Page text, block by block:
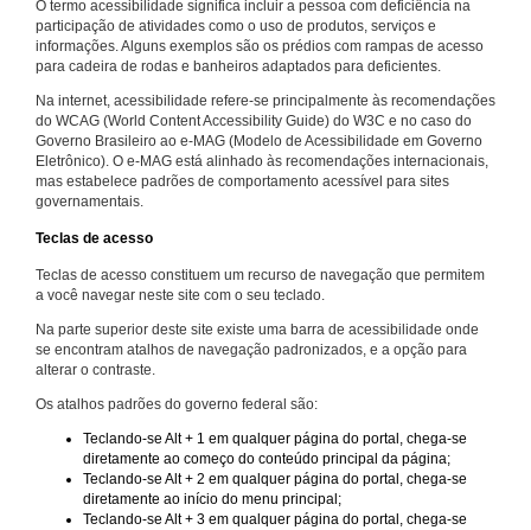
O termo acessibilidade significa incluir a pessoa com deficiência na
participação de atividades como o uso de produtos, serviços e
informações. Alguns exemplos são os prédios com rampas de acesso
para cadeira de rodas e banheiros adaptados para deficientes.
Na internet, acessibilidade refere-se principalmente às recomendações
do WCAG (World Content Accessibility Guide) do W3C e no caso do
Governo Brasileiro ao e-MAG (Modelo de Acessibilidade em Governo
Eletrônico). O e-MAG está alinhado às recomendações internacionais,
mas estabelece padrões de comportamento acessível para sites
governamentais.
Teclas de acesso
Teclas de acesso constituem um recurso de navegação que permitem
a você navegar neste site com o seu teclado.
Na parte superior deste site existe uma barra de acessibilidade onde
se encontram atalhos de navegação padronizados, e a opção para
alterar o contraste.
Os atalhos padrões do governo federal são:
Teclando-se Alt + 1 em qualquer página do portal, chega-se
diretamente ao começo do conteúdo principal da página;
Teclando-se Alt + 2 em qualquer página do portal, chega-se
diretamente ao início do menu principal;
Teclando-se Alt + 3 em qualquer página do portal, chega-se